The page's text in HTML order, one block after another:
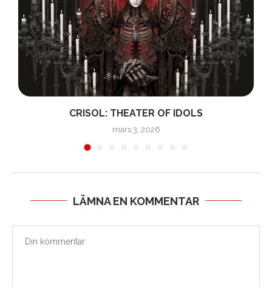
CRISOL: THEATER OF IDOLS
mars 3, 2026
LÄMNA EN KOMMENTAR